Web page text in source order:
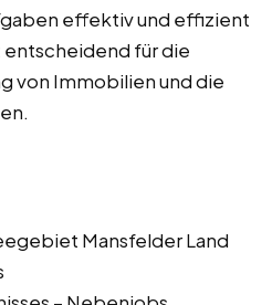
effektiv und effizient
entscheidend für die
von Immobilien und die
Mansfelder Land